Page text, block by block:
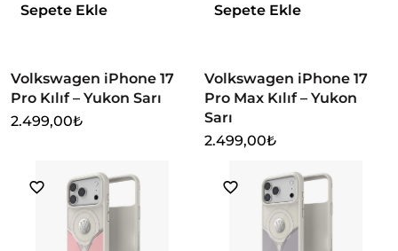
Sepete Ekle
Volkswagen iPhone 17
Pro Kılıf – Yukon Sarı
2.499,00₺
Sepete Ekle
Volkswagen iPhone 17
Pro Max Kılıf – Yukon
Sarı
2.499,00₺